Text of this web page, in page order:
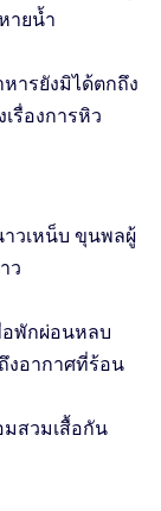
ายน้ำ
ารยังมิได้ตกถึง
รื่องการหิว
วเหน็บ ขุนพลผู้
ว
พักผ่อนหลบ
งอากาศที่ร้อน
สวมเสื้อกัน